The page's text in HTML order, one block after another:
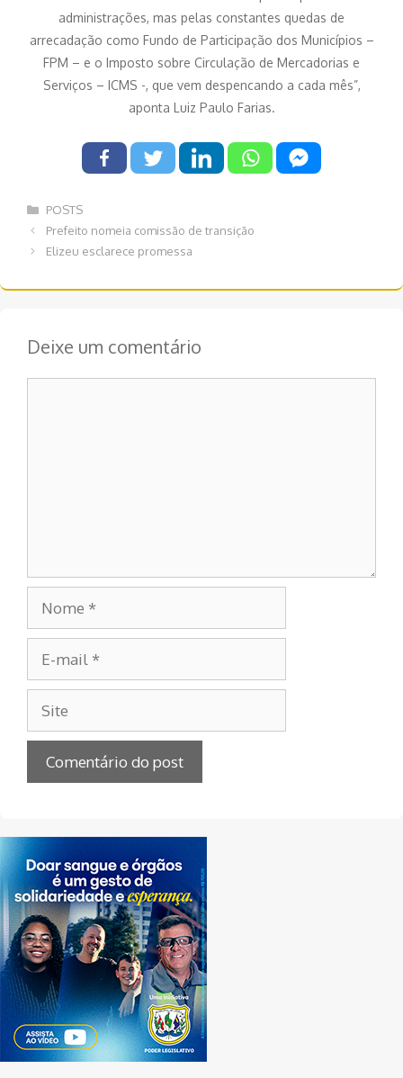
administrações, mas pelas constantes quedas de
arrecadação como Fundo de Participação dos Municípios –
FPM – e o Imposto sobre Circulação de Mercadorias e
Serviços – ICMS -, que vem despencando a cada mês”,
aponta Luiz Paulo Farias.
Categorias
POSTS
Navegação
de
Prefeito nomeia comissão de transição
Elizeu esclarece promessa
Deixe um comentário
mail